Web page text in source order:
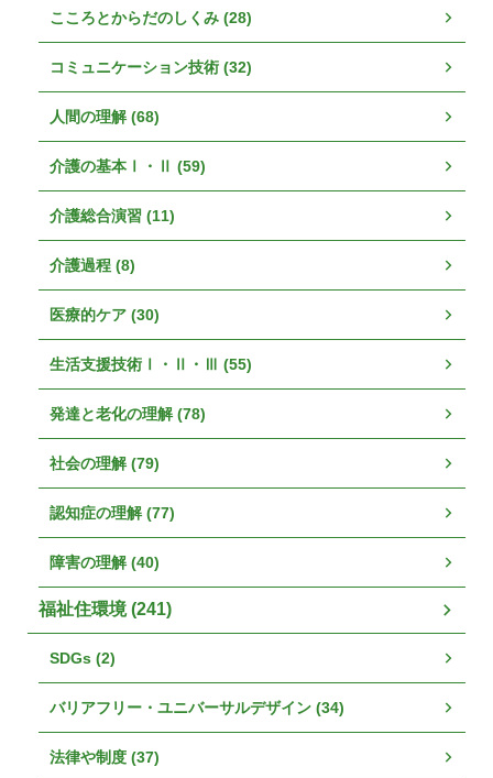
こころとからだのしくみ (28)
コミュニケーション技術 (32)
人間の理解 (68)
介護の基本Ⅰ・Ⅱ (59)
介護総合演習 (11)
介護過程 (8)
医療的ケア (30)
生活支援技術Ⅰ・Ⅱ・Ⅲ (55)
発達と老化の理解 (78)
社会の理解 (79)
認知症の理解 (77)
障害の理解 (40)
福祉住環境 (241)
SDGs (2)
バリアフリー・ユニバーサルデザイン (34)
法律や制度 (37)